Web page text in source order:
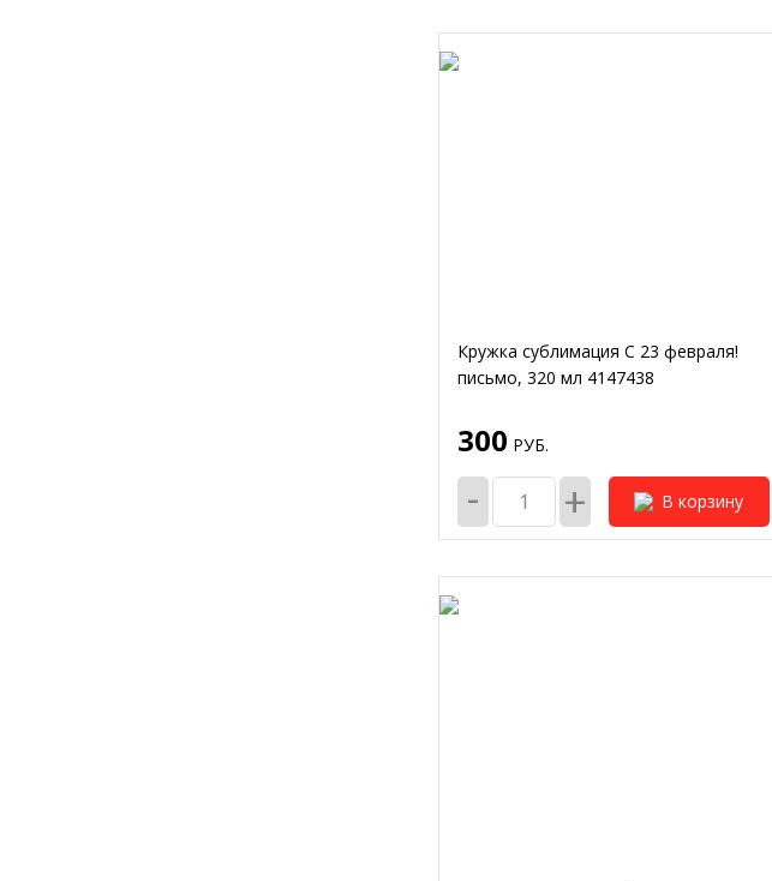
Кружка сублимация С 23 февраля!
письмо, 320 мл 4147438
300 РУБ.
- + В корзину